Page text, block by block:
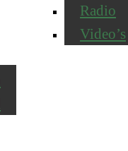
Radio
Video’s